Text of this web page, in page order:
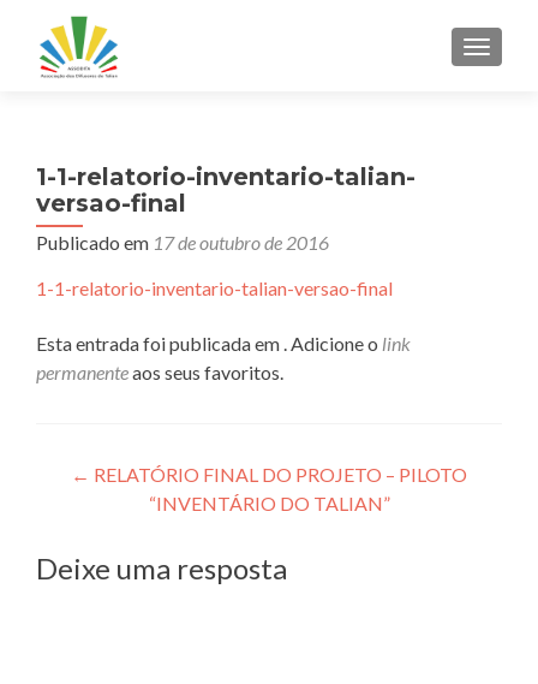
1-1-relatorio-inventario-talian-
versao-final
Publicado em 17 de outubro de 2016
1-1-relatorio-inventario-talian-versao-final
Esta entrada foi publicada em . Adicione o link
permanenteaos seus favoritos.
Navegação
Post
← RELATÓRIO FINAL DO PROJETO – PILOTO
“INVENTÁRIO DO TALIAN”
Deixe uma resposta